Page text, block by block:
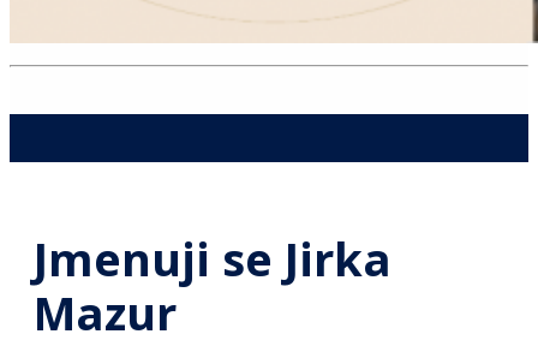
Jmenuji se Jirka
Mazur